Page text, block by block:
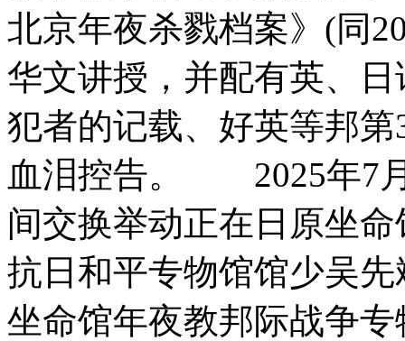
北京年夜杀戮档案》(同
华文讲授，并配有英、
犯者的记载、好英等邦
血泪控告。 2025年7月
间交换举动正在日原坐
抗日和平专物馆馆少吴
坐命馆年夜教邦际战争